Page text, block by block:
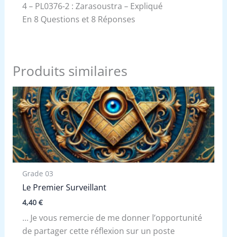
4 – PL0376-2 : Zarasoustra – Expliqué
En 8 Questions et 8 Réponses
Produits similaires
Grade 03
Le Premier Surveillant
4,40 €
… Je vous remercie de me donner l’opportunité
de partager cette réflexion sur un poste